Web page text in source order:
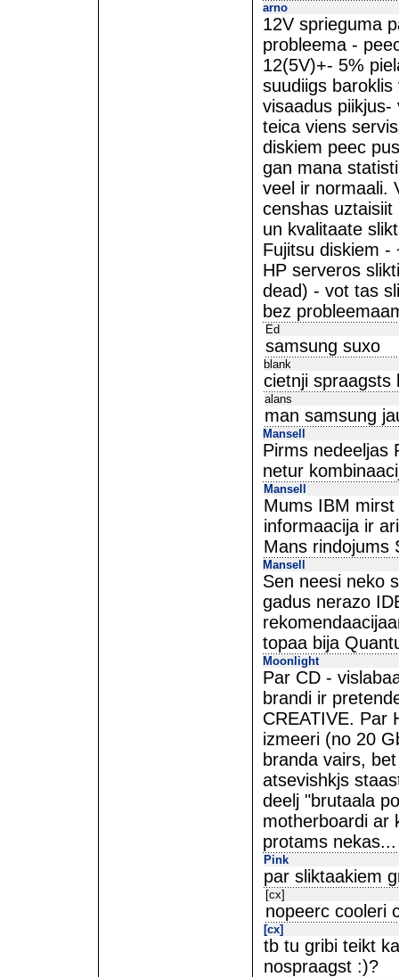
arno
12V sprieguma
probleema -
12(5V)+- 5%
suudiigs
visaadus
teica viens
diskiem peec
gan mana
veel ir normaali.
censhas
un kvalitaate
Fujitsu diskiem -
HP serveros
dead) - vot tas
bez
Ed
samsung suxo
blank
cietnji spraagsts
alans
man samsung
Mansell
Pirms nedeeljas
netur
Mansell
Mums IBM
informaacija ir
Mans rindojums
Mansell
Sen neesi neko
gadus nerazo
topaa bija
Moonlight
Par CD -
brandi ir
CREATIVE. Par
izmeeri (no 20
branda vairs,
atsevishkjs
deelj "brutaala
motherboardi ar
protams nekas...
Pink
par sliktaakiem
[cx]
nopeerc cooleri
[cx]
tb tu gribi teikt
nospraagst :)?